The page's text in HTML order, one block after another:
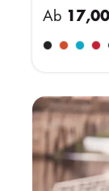
Ab